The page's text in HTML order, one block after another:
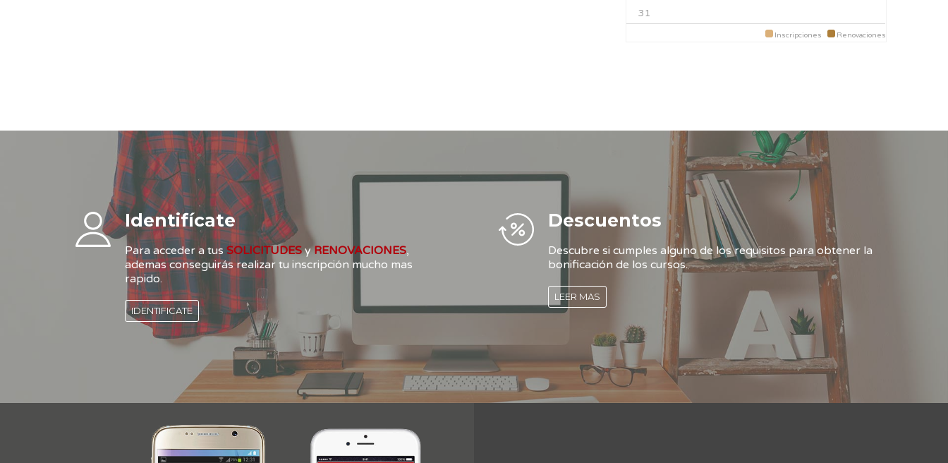
31
Inscripciones Renovaciones
Identifícate
Para acceder a tus SOLICITUDESyRENOVACIONES,
ademas conseguirás realizar tu inscripción mucho mas
rapido.
IDENTIFICATE
Descuentos
Descubre si cumples alguno de los requisitos para obtener la
bonificación de los cursos.
LEER MAS